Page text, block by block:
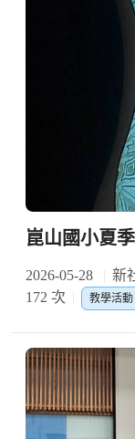
崑山國小夏
2026-05-28 新
172 次
教學活動